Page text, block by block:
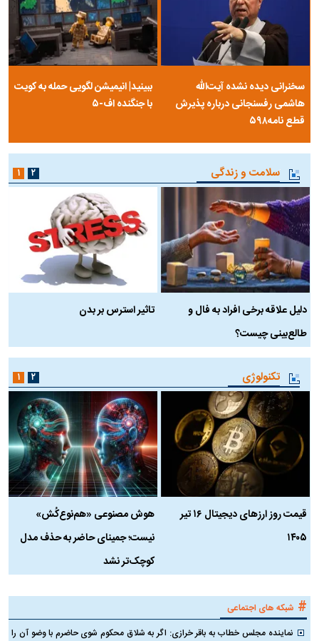
سخنرانی دیده نشده آیت‌الله
هاشمی رفسنجانی درباره پذیرش
قطع نامه۵۹۸
ببینید| انیمیشن لگویی حمله به کویت
با جنگنده اف-۵
سلامت و زندگی
دلیل علاقه برخی افراد به فال و
طالع‌بینی چیست؟
تاثیر استرس بر بدن
۱ ۲
تکنولوژی
قیمت روز ارز‌های دیجیتال ۱۶ تیر
۱۴۰۵
هوش مصنوعی «هم‌نوع‌کُش»
نیست؛ جمینای حاضر به حذف مدل
کوچک‌تر نشد
۱ ۲
# شبکه های اجتماعی
نماینده مجلس خطاب به باقر خرازی: اگر به شلاق محکوم شوی حاضرم با وضو آن را